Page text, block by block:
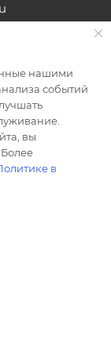
этаж
нашими
событий
вы
в